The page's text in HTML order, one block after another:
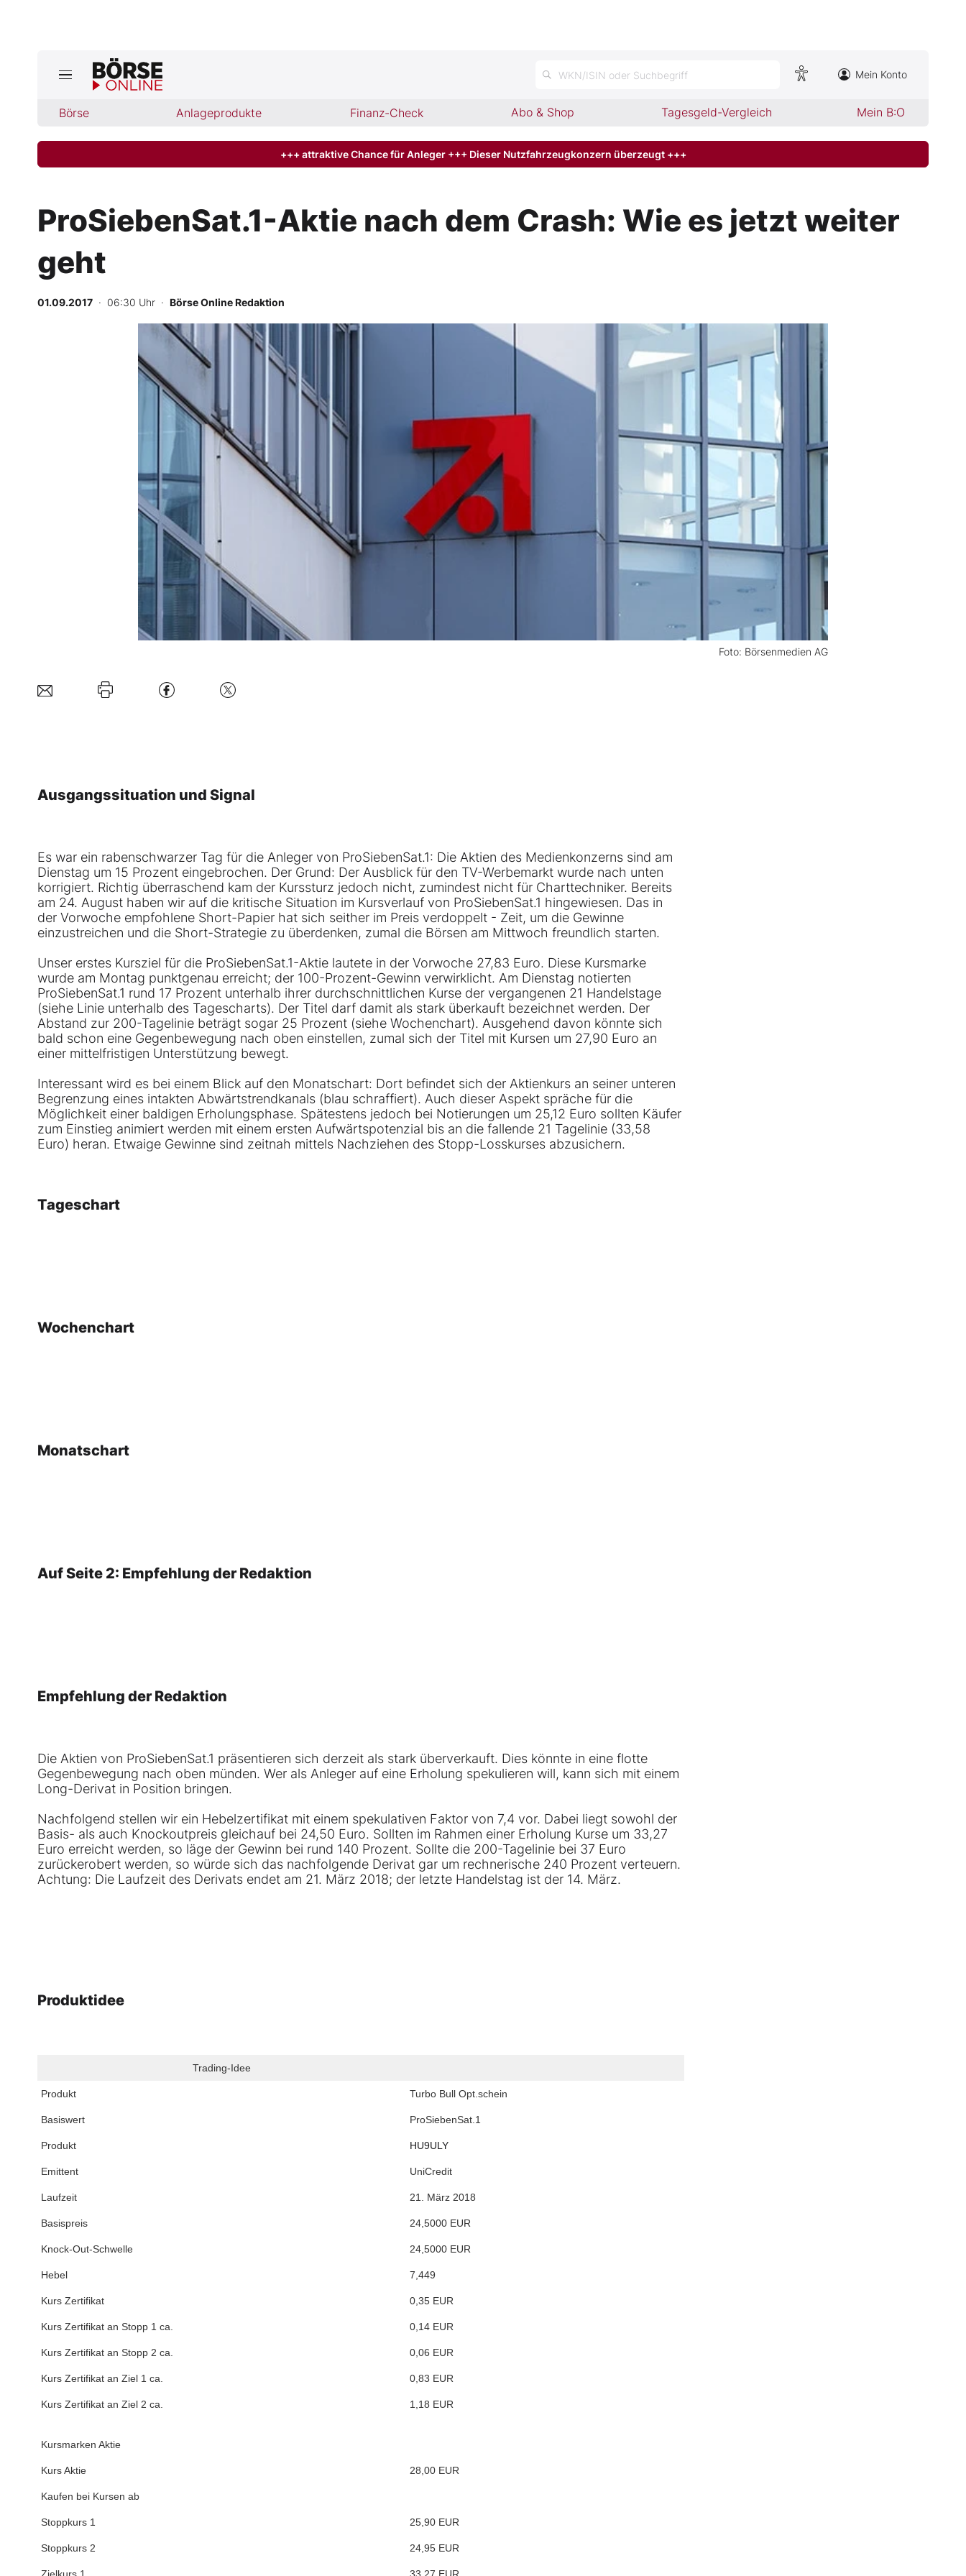
WKN/ISIN oder Suchbegriff Mein Konto
Börse Anlageprodukte Finanz-Check Abo & Shop Tagesgeld-Vergleich Mein B:O
Jetzt aktuelle Ausgabe BÖRSE ONLINE lesen
Finanz-Check
Abo & Shop
BO-Musterdepots
Mein B:O
Mein Konto
Folgen Sie uns
+++ attraktive Chance für Anleger +++ Dieser Nutzfahrzeugkonzern überzeugt +++
ProSiebenSat.1-Aktie nach dem Crash: Wie es jetzt weiter
geht
01.09.2017 · 06:30 Uhr · Börse Online Redaktion
Foto: Börsenmedien AG
Ausgangssituation und Signal
Es war ein rabenschwarzer Tag für die Anleger von ProSiebenSat.1: Die Aktien des Medienkonzerns sind am
Dienstag um 15 Prozent eingebrochen. Der Grund: Der Ausblick für den TV-Werbemarkt wurde nach unten
korrigiert. Richtig überraschend kam der Kurssturz jedoch nicht, zumindest nicht für Charttechniker. Bereits
am 24. August haben wir auf die kritische Situation im Kursverlauf von ProSiebenSat.1 hingewiesen. Das in
der Vorwoche empfohlene Short-Papier hat sich seither im Preis verdoppelt - Zeit, um die Gewinne
einzustreichen und die Short-Strategie zu überdenken, zumal die Börsen am Mittwoch freundlich starten.
Unser erstes Kursziel für die ProSiebenSat.1-Aktie lautete in der Vorwoche 27,83 Euro. Diese Kursmarke
wurde am Montag punktgenau erreicht; der 100-Prozent-Gewinn verwirklicht. Am Dienstag notierten
ProSiebenSat.1 rund 17 Prozent unterhalb ihrer durchschnittlichen Kurse der vergangenen 21 Handelstage
(siehe Linie unterhalb des Tagescharts). Der Titel darf damit als stark überkauft bezeichnet werden. Der
Abstand zur 200-Tagelinie beträgt sogar 25 Prozent (siehe Wochenchart). Ausgehend davon könnte sich
bald schon eine Gegenbewegung nach oben einstellen, zumal sich der Titel mit Kursen um 27,90 Euro an
einer mittelfristigen Unterstützung bewegt.
Interessant wird es bei einem Blick auf den Monatschart: Dort befindet sich der Aktienkurs an seiner unteren
Begrenzung eines intakten Abwärtstrendkanals (blau schraffiert). Auch dieser Aspekt spräche für die
Möglichkeit einer baldigen Erholungsphase. Spätestens jedoch bei Notierungen um 25,12 Euro sollten Käufer
zum Einstieg animiert werden mit einem ersten Aufwärtspotenzial bis an die fallende 21 Tagelinie (33,58
Euro) heran. Etwaige Gewinne sind zeitnah mittels Nachziehen des Stopp-Losskurses abzusichern.
Tageschart
Wochenchart
Monatschart
Auf Seite 2: Empfehlung der Redaktion
Empfehlung der Redaktion
Die Aktien von ProSiebenSat.1 präsentieren sich derzeit als stark überverkauft. Dies könnte in eine flotte
Gegenbewegung nach oben münden. Wer als Anleger auf eine Erholung spekulieren will, kann sich mit einem
Long-Derivat in Position bringen.
Nachfolgend stellen wir ein Hebelzertifikat mit einem spekulativen Faktor von 7,4 vor. Dabei liegt sowohl der
Basis- als auch Knockoutpreis gleichauf bei 24,50 Euro. Sollten im Rahmen einer Erholung Kurse um 33,27
Euro erreicht werden, so läge der Gewinn bei rund 140 Prozent. Sollte die 200-Tagelinie bei 37 Euro
zurückerobert werden, so würde sich das nachfolgende Derivat gar um rechnerische 240 Prozent verteuern.
Achtung: Die Laufzeit des Derivats endet am 21. März 2018; der letzte Handelstag ist der 14. März.
Produktidee
Trading-Idee
Produkt Turbo Bull Opt.schein
Basiswert ProSiebenSat.1
Produkt HU9ULY
Emittent UniCredit
Laufzeit 21. März 2018
Basispreis 24,5000 EUR
Knock-Out-Schwelle 24,5000 EUR
Hebel 7,449
Kurs Zertifikat 0,35 EUR
Kurs Zertifikat an Stopp 1 ca. 0,14 EUR
Kurs Zertifikat an Stopp 2 ca. 0,06 EUR
Kurs Zertifikat an Ziel 1 ca. 0,83 EUR
Kurs Zertifikat an Ziel 2 ca. 1,18 EUR
Kursmarken Aktie
Kurs Aktie 28,00 EUR
Kaufen bei Kursen ab
Stoppkurs 1 25,90 EUR
Stoppkurs 2 24,95 EUR